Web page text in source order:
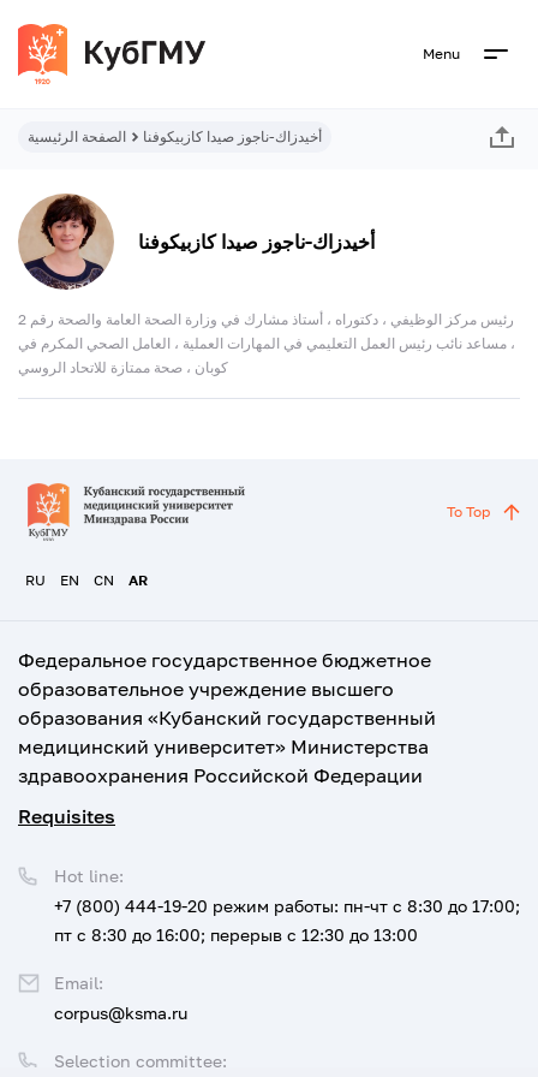
Menu
الصفحة الرئيسية أخيدزاك-ناجوز صيدا كازبيكوفنا
أخيدزاك-ناجوز صيدا كازبيكوفنا
رئيس مركز الوظيفي ، دكتوراه ، أستاذ مشارك في وزارة الصحة العامة والصحة رقم 2
، مساعد نائب رئيس العمل التعليمي في المهارات العملية ، العامل الصحي المكرم في
كوبان ، صحة ممتازة للاتحاد الروسي
RU EN CN AR
To Top
Федеральное государственное бюджетное
образовательное учреждение высшего
образования «Кубанский государственный
медицинский университет» Министерства
здравоохранения Российской Федерации
Requisites
Selection committee:
Hot line:
+7 (800) 444-19-20 режим работы: пн-чт с 8:30 до 17:00;
пт с 8:30 до 16:00; перерыв с 12:30 до 13:00
Email:
corpus@ksma.ru